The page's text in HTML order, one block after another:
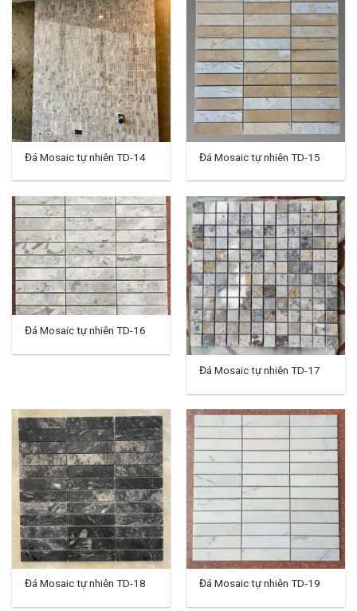
Đá Mosaic tự nhiên TD-14 Đá Mosaic tự nhiên TD-15
Đá Mosaic tự nhiên TD-16
Đá Mosaic tự nhiên TD-17
Đá Mosaic tự nhiên TD-18 Đá Mosaic tự nhiên TD-19